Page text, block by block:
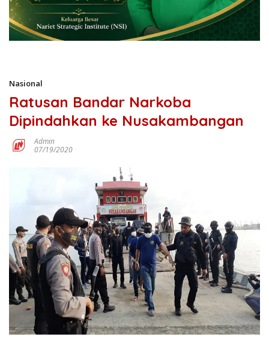
Nasional
Ratusan Bandar Narkoba
Dipindahkan ke Nusakambangan
Admin
07/19/2020